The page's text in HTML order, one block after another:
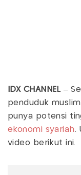
IDX CHANNEL–
penduduk
punya potensi
ekonomi syariah.
video berikut ini.